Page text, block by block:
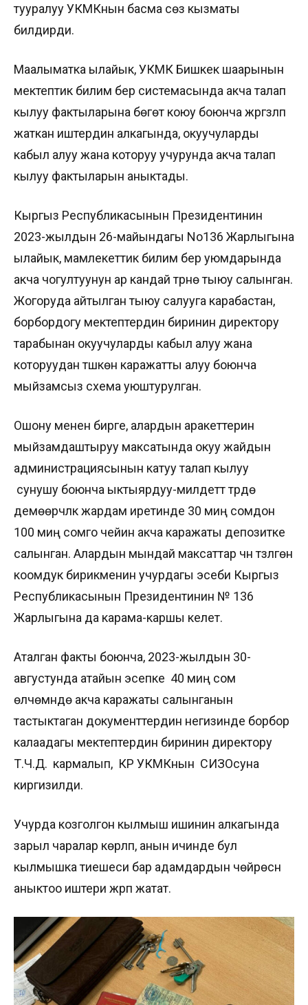
тууралуу УКМКнын басма сөз кызматы
билдирди.
Маалыматка ылайык, УКМК Бишкек шаарынын
мектептик билим берүү системасында акча талап
кылуу фактыларына бөгөт коюу боюнча жүргүзүлүп
жаткан иштердин алкагында, окуучуларды
кабыл алуу жана которуу учурунда акча талап
кылуу фактыларын аныктады.
Кыргыз Республикасынын Президентинин
2023-жылдын 26-майындагы No136 Жарлыгына
ылайык, мамлекеттик билим берүү уюмдарында
акча чогултуунун ар кандай түрүнө тыюу салынган.
Жогоруда айтылган тыюу салууга карабастан,
борбордогу мектептердин биринин директору
тарабынан окуучуларды кабыл алуу жана
которуудан түшкөн каражатты алуу боюнча
мыйзамсыз схема уюштурулган.
Ошону менен бирге, алардын аракеттерин
мыйзамдаштыруу максатында окуу жайдын
администрациясынын катуу талап кылуу
сунушу боюнча ыктыярдуу-милдеттүү түрдө
демөөрчүлүк жардам иретинде 30 миң сомдон
100 миң сомго чейин акча каражаты депозитке
салынган. Алардын мындай максаттар үчүн түзүлгөн
коомдук бирикменин учурдагы эсеби Кыргыз
Республикасынын Президентинин № 136
Жарлыгына да карама-каршы келет.
Аталган факты боюнча, 2023-жылдын 30-
августунда атайын эсепке 40 миң сом
өлчөмүндө акча каражаты салынганын
тастыктаган документтердин негизинде борбор
калаадагы мектептердин биринин директору
Т.Ч.Д. кармалып, КР УКМКнын СИЗОсуна
киргизилди.
Учурда козголгон кылмыш ишинин алкагында
зарыл чаралар көрүлүп, анын ичинде бул
кылмышка тиешеси бар адамдардын чөйрөсүн
аныктоо иштери жүрүп жатат.